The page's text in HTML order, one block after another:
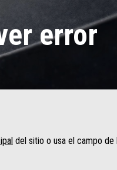
error
del sitio o usa el campo de